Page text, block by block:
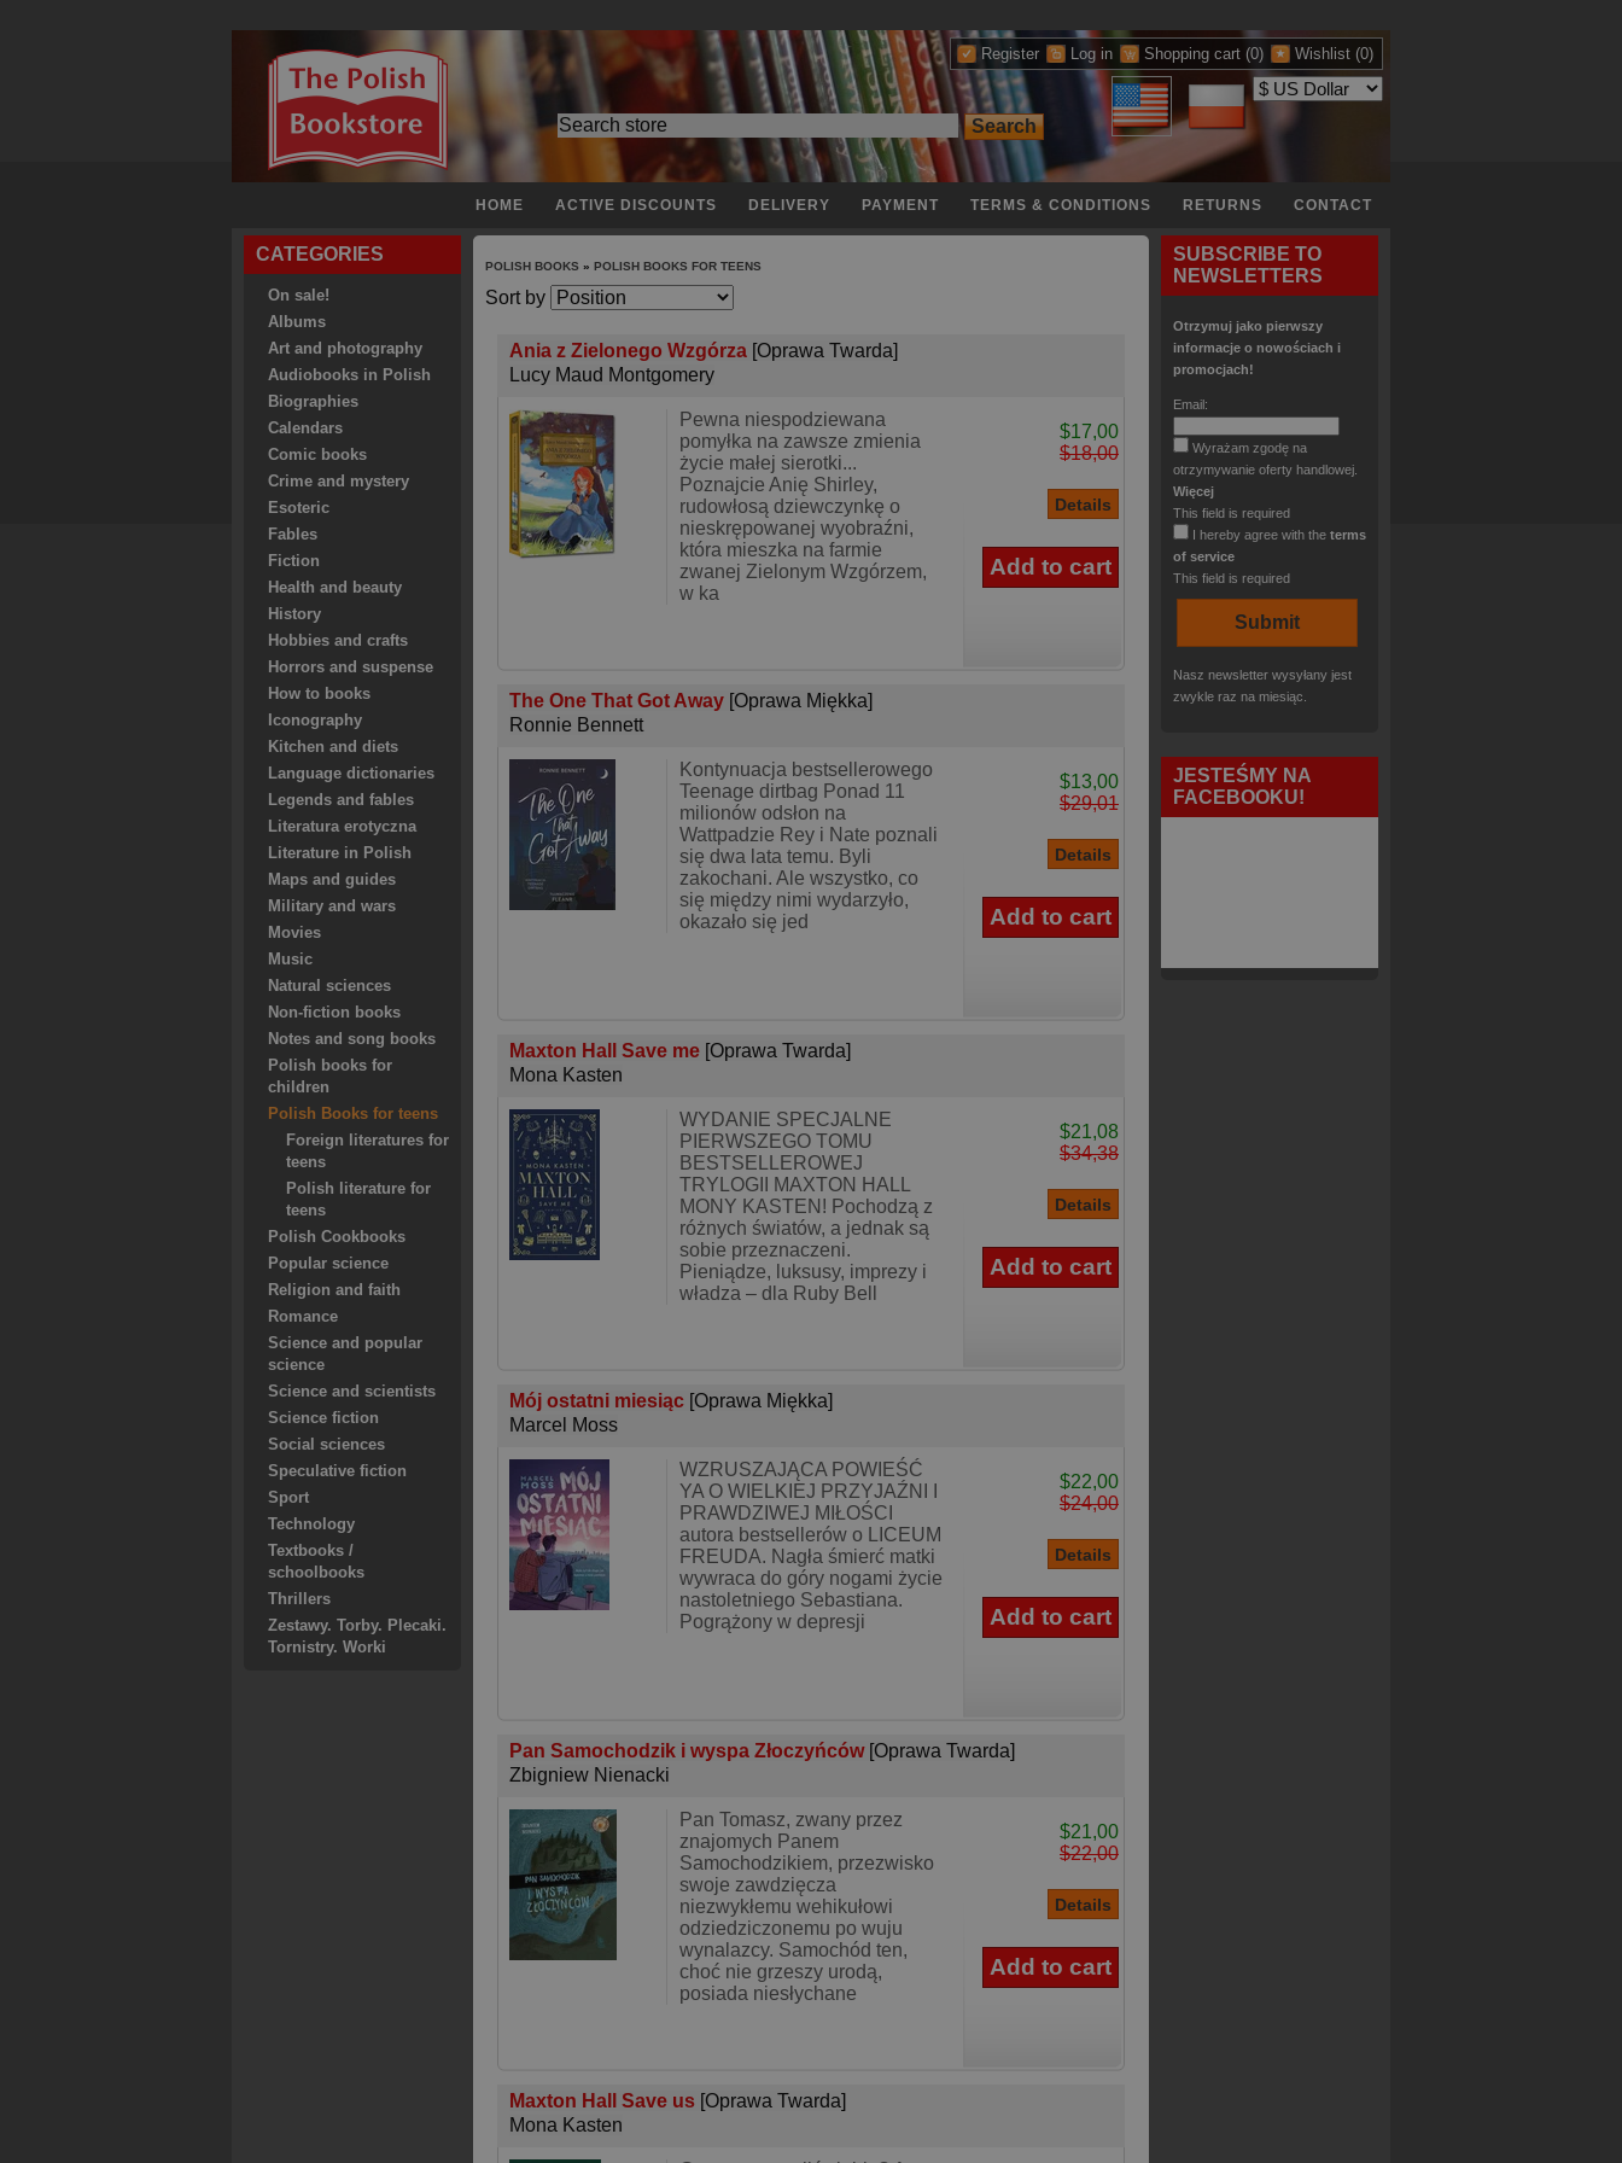
Register Log in Shopping cart (0) Wishlist (0)
HOME ACTIVE DISCOUNTS DELIVERY PAYMENT TERMS & CONDITIONS RETURNS CONTACT
CATEGORIES
On sale!
Albums
Art and photography
Audiobooks in Polish
Biographies
Calendars
Comic books
Crime and mystery
Esoteric
Fables
Fiction
Health and beauty
History
Hobbies and crafts
Horrors and suspense
How to books
Iconography
Kitchen and diets
Language dictionaries
Legends and fables
Literatura erotyczna
Literature in Polish
Maps and guides
Military and wars
Movies
Music
Natural sciences
Non-fiction books
Notes and song books
Polish books for
children
Polish Books for teens
Foreign literatures for
teens
Polish literature for
teens
Polish Cookbooks
Popular science
Religion and faith
Romance
Science and popular
science
Science and scientists
Science fiction
Social sciences
Speculative fiction
Sport
Technology
Textbooks /
schoolbooks
Thrillers
Zestawy. Torby. Plecaki.
Tornistry. Worki
POLISH BOOKS » POLISH BOOKS FOR TEENS
Sort by
Ania z Zielonego Wzgórza [Oprawa Twarda]
Lucy Maud Montgomery
Pewna niespodziewana
pomyłka na zawsze zmienia
życie małej sierotki...
Poznajcie Anię Shirley,
rudowłosą dziewczynkę o
nieskrępowanej wyobraźni,
która mieszka na farmie
zwanej Zielonym Wzgórzem,
w ka
$17,00
$18,00
The One That Got Away [Oprawa Miękka]
Ronnie Bennett
Kontynuacja bestsellerowego
Teenage dirtbag Ponad 11
milionów odsłon na
Wattpadzie Rey i Nate poznali
się dwa lata temu. Byli
zakochani. Ale wszystko, co
się między nimi wydarzyło,
okazało się jed
$13,00
$29,01
Maxton Hall Save me [Oprawa Twarda]
Mona Kasten
WYDANIE SPECJALNE
PIERWSZEGO TOMU
BESTSELLEROWEJ
TRYLOGII MAXTON HALL
MONY KASTEN! Pochodzą z
różnych światów, a jednak są
sobie przeznaczeni.
Pieniądze, luksusy, imprezy i
władza – dla Ruby Bell
$21,08
$34,38
Mój ostatni miesiąc [Oprawa Miękka]
Marcel Moss
WZRUSZAJĄCA POWIEŚĆ
YA O WIELKIEJ PRZYJAŹNI I
PRAWDZIWEJ MIŁOŚCI
autora bestsellerów o LICEUM
FREUDA. Nagła śmierć matki
wywraca do góry nogami życie
nastoletniego Sebastiana.
Pogrążony w depresji
$22,00
$24,00
Pan Samochodzik i wyspa Złoczyńców [Oprawa Twarda]
Zbigniew Nienacki
Pan Tomasz, zwany przez
znajomych Panem
Samochodzikiem, przezwisko
swoje zawdzięcza
niezwykłemu wehikułowi
odziedziczonemu po wuju
wynalazcy. Samochód ten,
choć nie grzeszy urodą,
posiada niesłychane
$21,00
$22,00
Maxton Hall Save us [Oprawa Twarda]
Mona Kasten
SUBSCRIBE TO
NEWSLETTERS
Otrzymuj jako pierwszy
informacje o nowościach i
promocjach!
Email:
Wyrażam zgodę na
otrzymywanie oferty handlowej.
Więcej
This field is required
I hereby agree with the terms
of service
This field is required
Nasz newsletter wysyłany jest
zwykle raz na miesiąc.
JESTEŚMY NA
FACEBOOKU!